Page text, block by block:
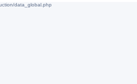
data_global.php